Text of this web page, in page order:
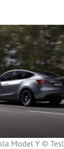
Model Y ©